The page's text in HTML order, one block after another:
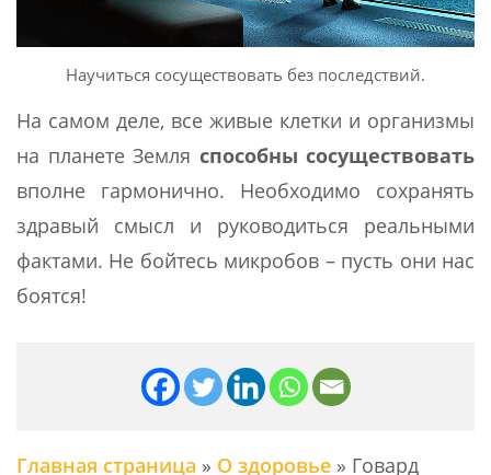
Научиться сосуществовать без последствий.
На самом деле, все живые клетки и организмы
на планете Земля способны сосуществовать
вполне гармонично. Необходимо сохранять
здравый смысл и руководиться реальными
фактами. Не бойтесь микробов – пусть они нас
боятся!
Главная страница » О здоровье » Говард